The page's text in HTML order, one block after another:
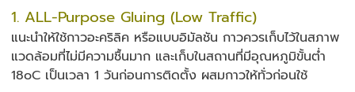
1. ALL-Purpose Gluing (Low Traffic)
แนะนำให้ใช้กาวอะคริลิค หรือแบบอิมัลชัน กาวควรเก็บไว้ในสภาพ
แวดล้อมที่ไม่มีความชื้นมาก และเก็บในสถานที่มีอุณหภูมิขั้นต่ำ
18oC เป็นเวลา 1 วันก่อนการติดตั้ง ผสมกาวให้ทั่วก่อนใช้